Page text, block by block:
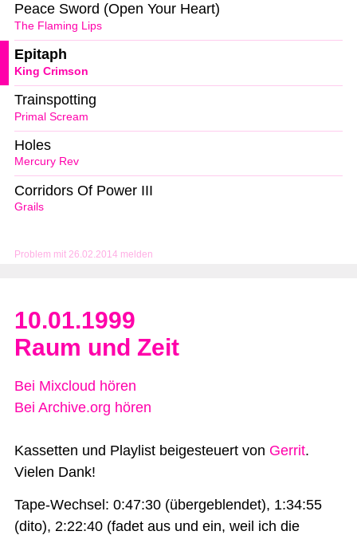
Problem mit 26.02.2014 melden
The Flaming Lips
Peace Sword (Open Your Heart)
King Crimson
Epitaph
Primal Scream
Trainspotting
Mercury Rev
Holes
Grails
Corridors Of Power III
10.01.1999
Raum und Zeit
Bei Mixcloud hören
Bei Archive.org hören
Kassetten und Playlist beigesteuert von Gerrit.
Vielen Dank!
Tape-Wechsel: 0:47:30 (übergeblendet), 1:34:55
(dito), 2:22:40 (fadet aus und ein, weil ich die